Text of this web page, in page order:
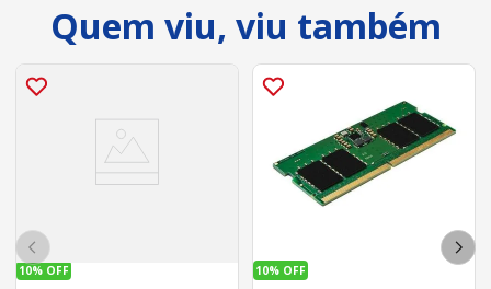
Quem viu, viu também
10% OFF 10% OFF